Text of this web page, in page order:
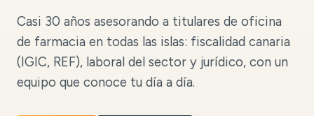
Casi 30 años asesorando a titulares de oficina
de farmacia en todas las islas: fiscalidad canaria
(IGIC, REF), laboral del sector y jurídico, con un
equipo que conoce tu día a día.